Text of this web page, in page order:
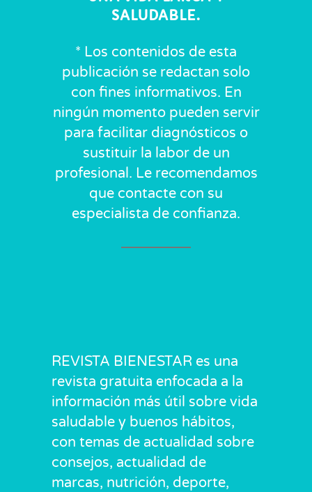
SALUDABLE.
* Los contenidos de esta
publicación se redactan solo
con fines informativos. En
ningún momento pueden servir
para facilitar diagnósticos o
sustituir la labor de un
profesional. Le recomendamos
que contacte con su
especialista de confianza.
REVISTA BIENESTAR es una
revista gratuita enfocada a la
información más útil sobre vida
saludable y buenos hábitos,
con temas de actualidad sobre
consejos, actualidad de
marcas, nutrición, deporte,